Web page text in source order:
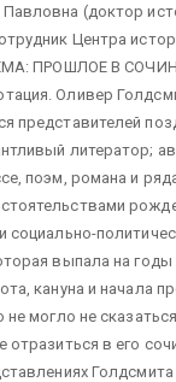
(доктор
Центра
ПРОШЛОЕ В
Оливер
представителей
литератор;
поэм, романа и
социально-
выпала на
кануна и начала
могло не
отразиться в его